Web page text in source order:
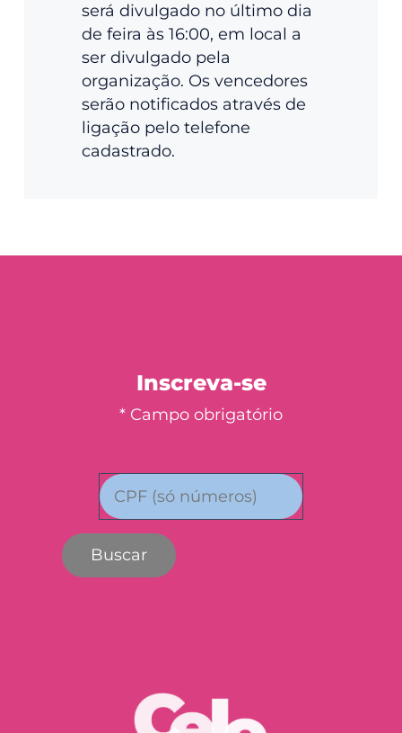
será divulgado no último dia
de feira às 16:00, em local a
ser divulgado pela
organização. Os vencedores
serão notificados através de
ligação pelo telefone
cadastrado.
Inscreva-se
* Campo obrigatório
Buscar